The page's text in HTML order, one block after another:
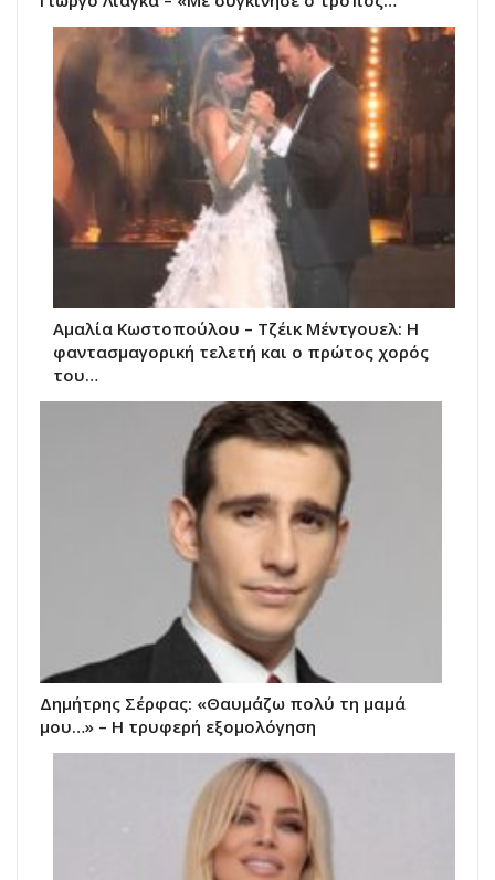
Αμαλία Κωστοπούλου – Τζέικ Μέντγουελ: Η
φαντασμαγορική τελετή και ο πρώτος χορός
του…
Δημήτρης Σέρφας: «Θαυμάζω πολύ τη μαμά
μου…» – Η τρυφερή εξομολόγηση